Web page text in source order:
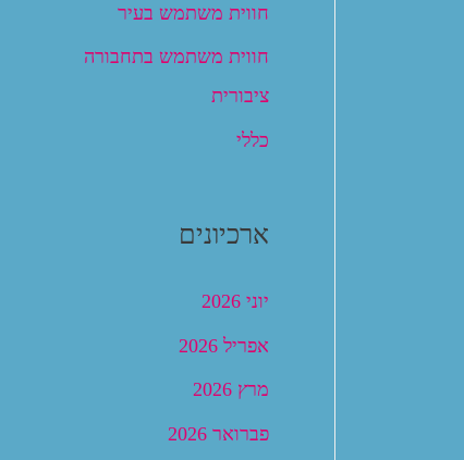
חווית משתמש בעיר
חווית משתמש בתחבורה
ציבורית
כללי
ארכיונים
יוני 2026
אפריל 2026
מרץ 2026
פברואר 2026